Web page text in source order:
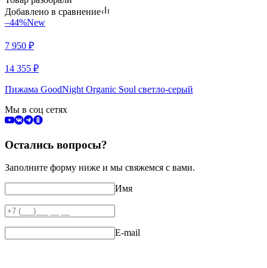
Добавлено в сравнение
–44%New
7 950 ₽
14 355 ₽
Пижама GoodNight Organic Soul светло-серый
Мы в соц сетях
Остались вопросы?
Заполните форму ниже и мы свяжемся с вами.
Имя
E-mail